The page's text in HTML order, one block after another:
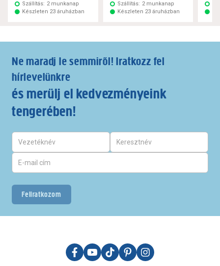
Szállítás: 2 munkanap
Készleten 23 áruházban
Szállítás: 2 munkanap
Készleten 23 áruházban
Ne maradj le semmiről! Iratkozz fel
hírlevelünkre
és merülj el kedvezményeink
tengerében!
Feliratkozom